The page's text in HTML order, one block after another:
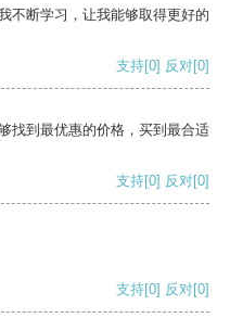
不断学习，让我能够取得更好的
支持[0] 反对[0]
找到最优惠的价格，买到最合适
支持[0] 反对[0]
支持[0] 反对[0]